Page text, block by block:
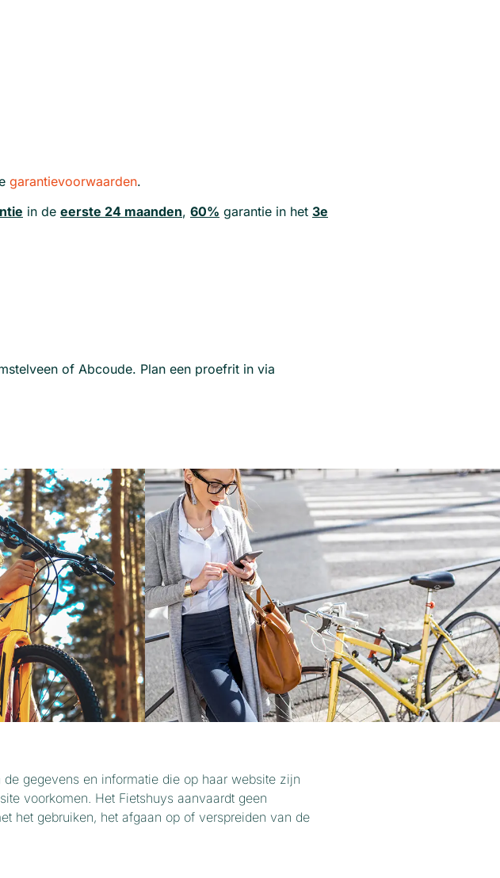
garantievoorwaarden.
in de eerste 24 maanden, 60% garantie in het 3e
of Abcoude. Plan een proefrit in via
gegevens en informatie die op haar website zijn
voorkomen. Het Fietshuys aanvaardt geen
het gebruiken, het afgaan op of verspreiden van de